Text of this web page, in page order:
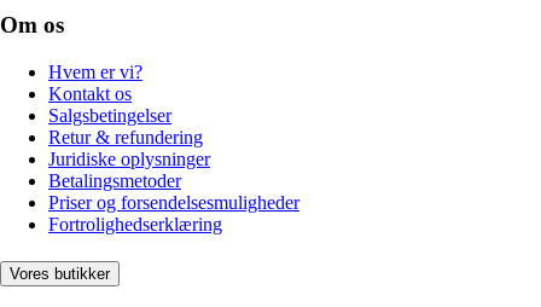
Om os
Hvem er vi?
Kontakt os
Salgsbetingelser
Retur & refundering
Juridiske oplysninger
Betalingsmetoder
Priser og forsendelsesmuligheder
Fortrolighedserklæring
Vores butikker